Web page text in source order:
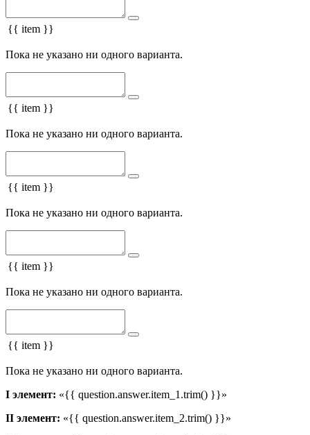
{{ item }}
Пока не указано ни одного варианта.
{{ item }}
Пока не указано ни одного варианта.
{{ item }}
Пока не указано ни одного варианта.
{{ item }}
Пока не указано ни одного варианта.
{{ item }}
Пока не указано ни одного варианта.
I элемент: «{{ question.answer.item_1.trim() }}»
II элемент: «{{ question.answer.item_2.trim() }}»